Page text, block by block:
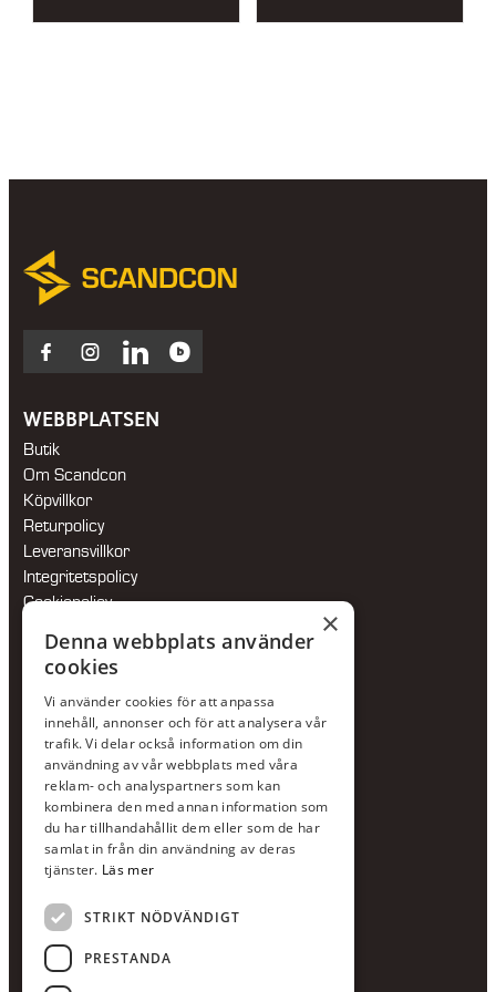
Facebook
Instagram
LinkedInBlocket
WEBBPLATSEN
Butik
Om Scandcon
Köpvillkor
Returpolicy
Leveransvillkor
Integritetspolicy
Cookiepolicy
Jour:073-36 88 87 0
Växel:020-120 29 00
E-post:info@scandcon.se
BESÖKSADRESS
Backagårdsgatan 9
511 57 Kinna
UPPGIFTER
Orgnummer
559375-8161
×
Denna webbplats använder
cookies
Vi använder cookies för att anpassa
innehåll, annonser och för att analysera vår
trafik. Vi delar också information om din
användning av vår webbplats med våra
reklam- och analyspartners som kan
kombinera den med annan information som
du har tillhandahållit dem eller som de har
samlat in från din användning av deras
tjänster. Läs mer
STRIKT NÖDVÄNDIGT
PRESTANDA